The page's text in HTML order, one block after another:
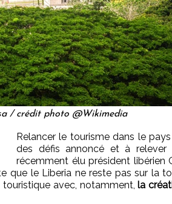
/ crédit photo @Wikimedia
Relancer le tourisme dans le
des défis annoncé et à relever
récemment élu président libérien
que le Liberia ne reste pas sur la
touristique avec, notamment,la